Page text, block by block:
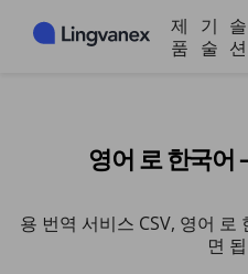
제
품
기
술 션
영어 로 한국어
용 번역 서비스 CSV, 영어
면